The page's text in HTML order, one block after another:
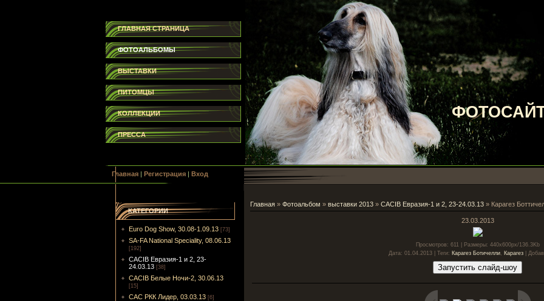
ФОТОСАЙТ
ГЛАВНАЯ СТРАНИЦА
ФОТОАЛЬБОМЫ
ВЫСТАВКИ
ПИТОМЦЫ
КОЛЛЕКЦИИ
ПРЕССА
Главная| Регистрация| Вход
КАТЕГОРИИ
Euro Dog Show, 30.08-1.09.13 [73]
SA-FA National Speciality, 08.06.13
[192]
CACIB Евразия-1 и 2, 23-
24.03.13 [38]
CACIB Белые Ночи-2, 30.06.13
[15]
САС РКК Лидер, 03.03.13 [6]
Главная» Фотоальбом » выставки 2013» CACIB Евразия-1 и 2, 23-24.03.13» Карагез
23.03.2013
Просмотров: 611 | Размеры: 440x600px/136.3Kb
Дата: 01.04.2013 | Теги: Карагез Ботичелли Карагез